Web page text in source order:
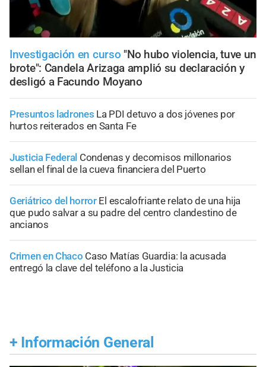
Investigación en curso "No hubo violencia, tuve un
brote": Candela Arizaga amplió su declaración y
desligó a Facundo Moyano
Presuntos ladrones La PDI detuvo a dos jóvenes por
hurtos reiterados en Santa Fe
Justicia Federal Condenas y decomisos millonarios
sellan el final de la cueva financiera del Puerto
Geriátrico del horror El escalofriante relato de una hija
que pudo salvar a su padre del centro clandestino de
ancianos
Crimen en Chaco Caso Matías Guardia: la acusada
entregó la clave del teléfono a la Justicia
+ Información General